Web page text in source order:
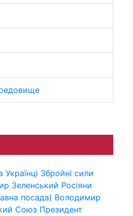
Українці Збройні сили
Зеленський Росіяни
посада) Володимир
Союз Президент